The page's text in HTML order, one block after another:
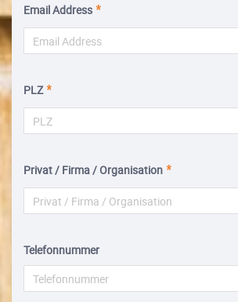
Email Address
PLZ
Privat / Firma / Organisation
Telefonnummer